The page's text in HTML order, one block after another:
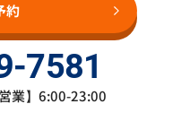
約
7581
業】6:00-23:00